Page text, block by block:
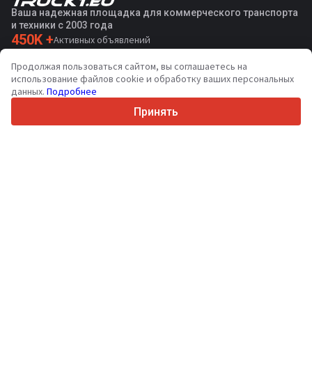
Ваша надежная площадка для коммерческого транспорта
и техники с 2003 года
450K +Активных объявлений
36Поддерживаемых языков
4.7/5
Продолжая пользоваться сайтом, вы соглашаетесь на
использование файлов cookie и обработку ваших персональных
данных. Подробнее
Принять